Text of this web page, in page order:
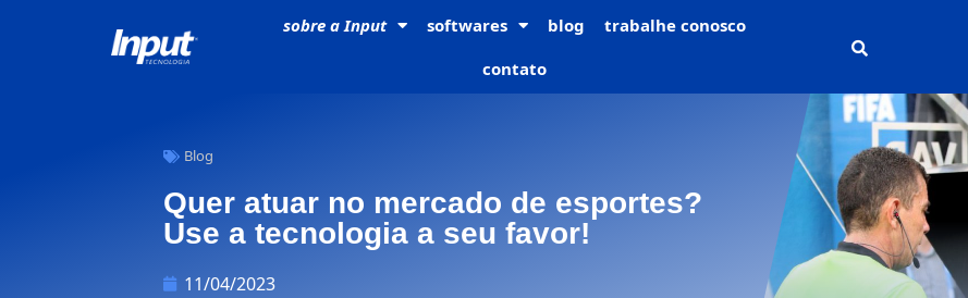
sobre aInput softwares blog
trabalhe conosco
contato
Blog
Quer atuar no mercado de esportes?
Use a tecnologia a seu favor!
11/04/2023